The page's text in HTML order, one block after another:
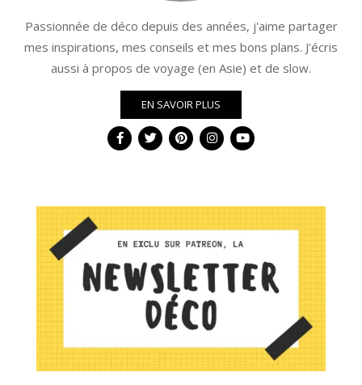
Passionnée de déco depuis des années, j'aime partager
mes inspirations, mes conseils et mes bons plans. J'écris
aussi à propos de voyage (en Asie) et de slow.
EN SAVOIR PLUS